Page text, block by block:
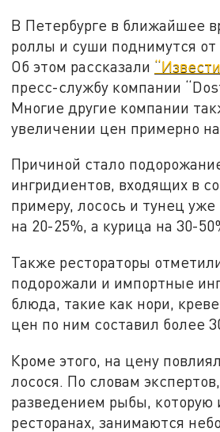
В Петербурге в ближайшее
роллы и суши поднимутся от
Об этом рассказали
пресс-службу компании
Многие другие компании
увеличении цен примерно
Причиной стало
ингридиентов, входящих в
примеру, лосось и тунец
на 20-25%, а курица на 30-
Также рестораторы
подорожали и импортные
блюда, такие как нори,
цен по ним составил более
Кроме этого, на цену
лосося. По словам
разведением рыбы, которую
ресторанах, занимаются